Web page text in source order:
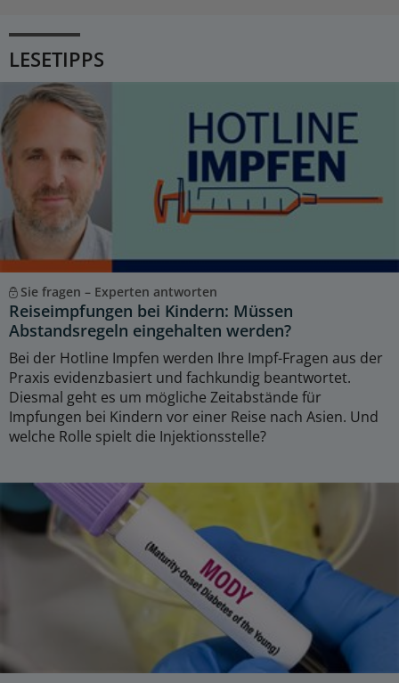
LESETIPPS
Sie fragen – Experten antworten
Reiseimpfungen bei Kindern: Müssen
Abstandsregeln eingehalten werden?
Bei der Hotline Impfen werden Ihre Impf-Fragen aus der
Praxis evidenzbasiert und fachkundig beantwortet.
Diesmal geht es um mögliche Zeitabstände für
Impfungen bei Kindern vor einer Reise nach Asien. Und
welche Rolle spielt die Injektionsstelle?